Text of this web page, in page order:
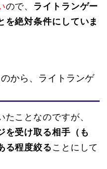
ので、 ライトランゲー
を絶対条件にしていま
から、ライトランゲ
ことなのですが、
を受け取る相手（も
る程度絞る ことにして